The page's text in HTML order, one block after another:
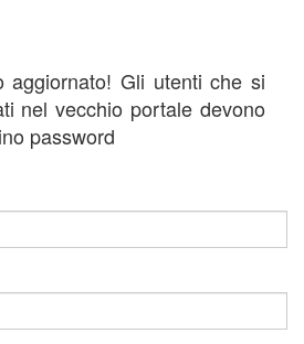
aggiornato! Gli utenti che si
nel vecchio portale devono
password